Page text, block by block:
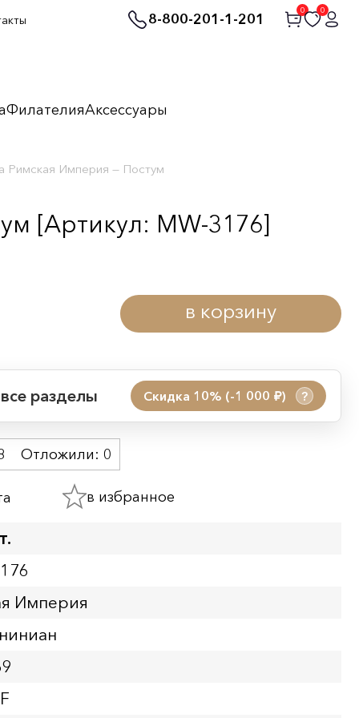
8-800-201-1-201
0 0
ФилателияАксессуары
Римская Империя — Постум
[Артикул: MW-3176]
в корзину
разделы Скидка 10% (-1 000 руб.) ?
Отложили: 0
в избранное
Империя